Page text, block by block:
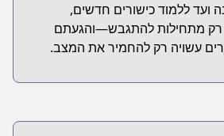
ועד ללמוד כישורים חדשים,
מתחילות להתגבש—והגעתם
עשויה רק להחמיר את המצב.